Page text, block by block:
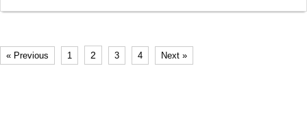
« Previous 1 2 3 4 Next »